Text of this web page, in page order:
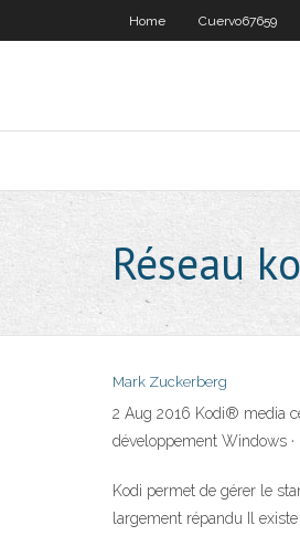
Home Cuervo67659
Réseau
Mark Zuckerberg
2 Aug 2016 Kodi® media
développement Windows
Kodi permet de gérer le
largement répandu Il